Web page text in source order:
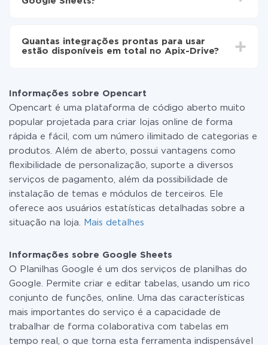
minutos.
as tarifas. Você paga apenas pela quantidade de
dados que é realmente transferida de um de seus
ou mudar para um de pago, se necessário. Mais
detalhes sobre
tarifas
Quantas integrações prontas para usar
estão disponíveis em total no Apix-Drive?
Informações sobre Opencart
Opencart é uma plataforma de código aberto muito
popular projetada para criar lojas online de forma
rápida e fácil, com um número ilimitado de categorias e
produtos. Além de aberto, possui vantagens como
flexibilidade de personalização, suporte a diversos
serviços de pagamento, além da possibilidade de
instalação de temas e módulos de terceiros. Ele
oferece aos usuários estatísticas detalhadas sobre a
situação na loja.
Mais detalhes
Informações sobre Google Sheets
O Planilhas Google é um dos serviços de planilhas do
Google. Permite criar e editar tabelas, usando um rico
conjunto de funções, online. Uma das características
mais importantes do serviço é a capacidade de
trabalhar de forma colaborativa com tabelas em
tempo real, o que torna esta ferramenta indispensável